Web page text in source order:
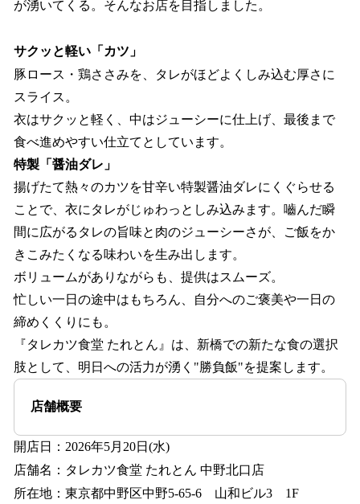
が湧いてくる。そんなお店を目指しました。
サクッと軽い「カツ」
豚ロース・鶏ささみを、タレがほどよくしみ込む厚さに
スライス。
衣はサクッと軽く、中はジューシーに仕上げ、最後まで
食べ進めやすい仕立てとしています。
特製「醤油ダレ」
揚げたて熱々のカツを甘辛い特製醤油ダレにくぐらせる
ことで、衣にタレがじゅわっとしみ込みます。嚙んだ瞬
間に広がるタレの旨味と肉のジューシーさが、ご飯をか
きこみたくなる味わいを生み出します。
ボリュームがありながらも、提供はスムーズ。
忙しい一日の途中はもちろん、自分へのご褒美や一日の
締めくくりにも。
『タレカツ食堂 たれとん』は、新橋での新たな食の選択
肢として、明日への活力が湧く"勝負飯"を提案します。
店舗概要
開店日：2026年5月20日(水)
店舗名：タレカツ食堂 たれとん 中野北口店
所在地：東京都中野区中野5-65-6 山和ビル3 1F